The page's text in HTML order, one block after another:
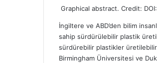
Graphical abstract. Credit:
İngiltere ve ABD’den bilim
sahip sürdürülebilir plastik
sürdürebilir plastikler
Birmingham Üniversitesi ve